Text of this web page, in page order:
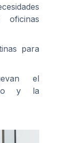
para
el
y la